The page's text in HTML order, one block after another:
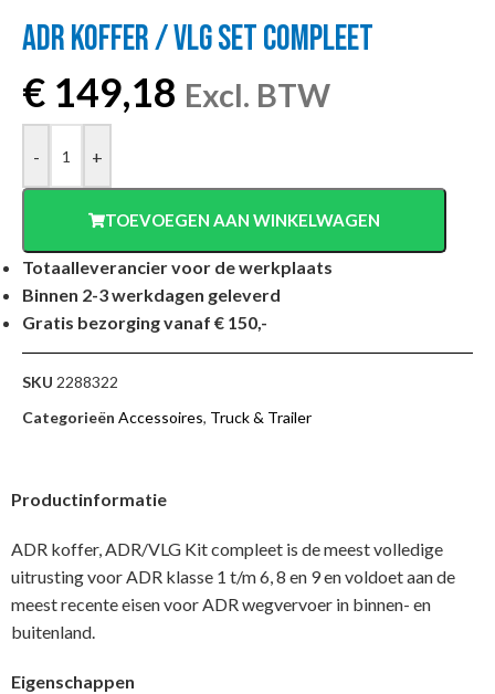
ADR KOFFER / VLG SET COMPLEET
€ 149,18 Excl. BTW
- +
TOEVOEGEN AAN WINKELWAGEN
Totaalleverancier voor de werkplaats
Binnen 2-3 werkdagen geleverd
Gratis bezorging vanaf € 150,-
SKU 2288322
Categorieën Accessoires, Truck & Trailer
Productinformatie
ADR koffer, ADR/VLG Kit compleet is de meest volledige
uitrusting voor ADR klasse 1 t/m 6, 8 en 9 en voldoet aan de
meest recente eisen voor ADR wegvervoer in binnen- en
buitenland.
Eigenschappen